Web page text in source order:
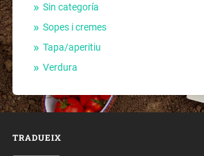
Sin categoría
Sopes i cremes
Tapa/aperitiu
Verdura
TRADUEIX